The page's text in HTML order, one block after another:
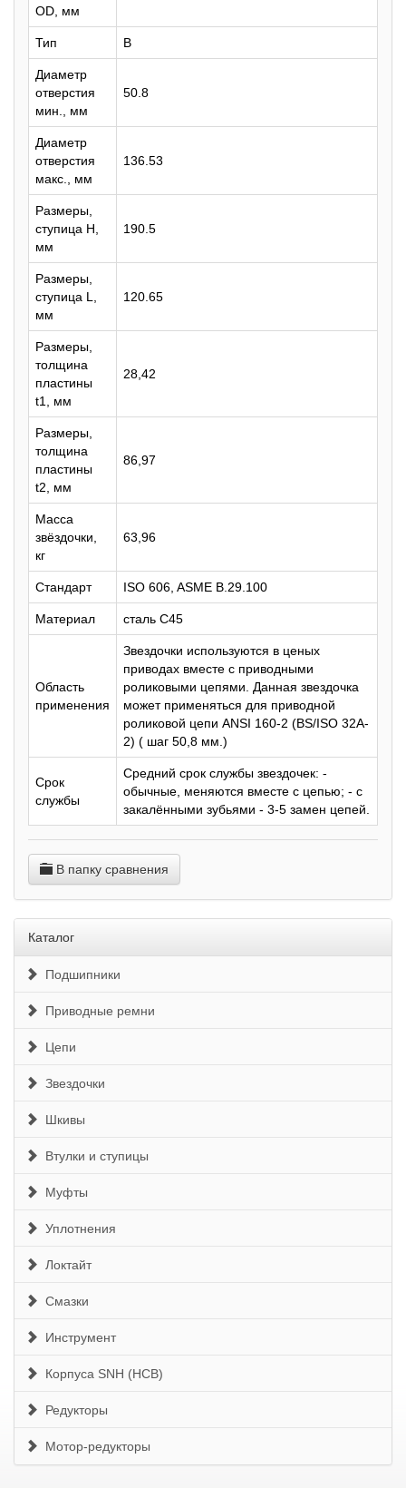
OD, мм
Тип B
Диаметр
отверстия
мин., мм
50.8
Диаметр
отверстия
макс., мм
136.53
Размеры,
ступица H,
мм
190.5
Размеры,
ступица L,
мм
120.65
Размеры,
толщина
пластины
t1, мм
28,42
Размеры,
толщина
пластины
t2, мм
86,97
Масса
звёздочки,
кг
63,96
Стандарт ISO 606, ASME B.29.100
Материал сталь C45
Область
применения
Звездочки используются в ценых
приводах вместе с приводными
роликовыми цепями. Данная звездочка
может применяться для приводной
роликовой цепи ANSI 160-2 (BS/ISO 32A-
2) ( шаг 50,8 мм.)
Срок
службы
Средний срок службы звездочек: -
обычные, меняются вместе с цепью; - с
закалёнными зубьями - 3-5 замен цепей.
В папку сравнения
Каталог
Подшипники
Приводные ремни
Цепи
Звездочки
Шкивы
Втулки и ступицы
Муфты
Уплотнения
Локтайт
Смазки
Инструмент
Корпуса SNH (HCB)
Редукторы
Мотор-редукторы